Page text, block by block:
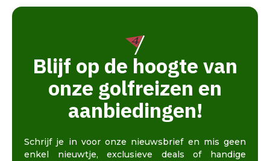
Blijf op de hoogte van
onze golfreizen en
aanbiedingen!
Schrijf je in voor onze nieuwsbrief en mis geen
enkel nieuwtje, exclusieve deals of handige